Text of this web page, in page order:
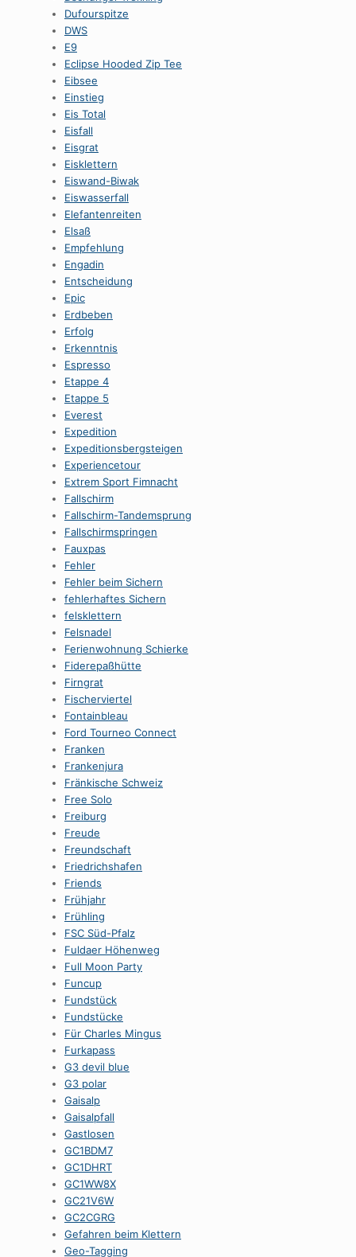
Dufourspitze
DWS
E9
Eclipse Hooded Zip Tee
Eibsee
Einstieg
Eis Total
Eisfall
Eisgrat
Eisklettern
Eiswand-Biwak
Eiswasserfall
Elefantenreiten
Elsaß
Empfehlung
Engadin
Entscheidung
Epic
Erdbeben
Erfolg
Erkenntnis
Espresso
Etappe 4
Etappe 5
Everest
Expedition
Expeditionsbergsteigen
Experiencetour
Extrem Sport Fimnacht
Fallschirm
Fallschirm-Tandemsprung
Fallschirmspringen
Fauxpas
Fehler
Fehler beim Sichern
fehlerhaftes Sichern
felsklettern
Felsnadel
Ferienwohnung Schierke
Fiderepaßhütte
Firngrat
Fischerviertel
Fontainbleau
Ford Tourneo Connect
Franken
Frankenjura
Fränkische Schweiz
Free Solo
Freiburg
Freude
Freundschaft
Friedrichshafen
Friends
Frühjahr
Frühling
FSC Süd-Pfalz
Fuldaer Höhenweg
Full Moon Party
Funcup
Fundstück
Fundstücke
Für Charles Mingus
Furkapass
G3 devil blue
G3 polar
Gaisalp
Gaisalpfall
Gastlosen
GC1BDM7
GC1DHRT
GC1WW8X
GC21V6W
GC2CGRG
Gefahren beim Klettern
Geo-Tagging